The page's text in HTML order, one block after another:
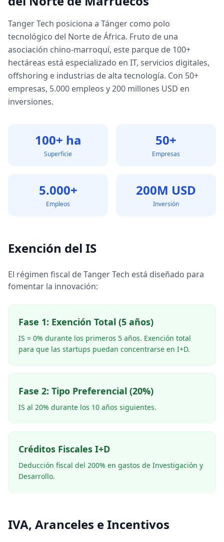
Tanger Tech posiciona a Tánger como polo
tecnológico del Norte de África. Fruto de una
asociación chino-marroquí, este parque de 100+
hectáreas está especializado en IT, servicios digitales,
offshoring e industrias de alta tecnología. Con 50+
empresas, 5.000 empleos y 200 millones USD en
inversiones.
100+ ha
Superficie
50+
Empresas
5.000+
Empleos
200M USD
Inversión
Exención del IS
El régimen fiscal de Tanger Tech está diseñado para
fomentar la innovación:
Fase 1: Exención Total (5 años)
IS = 0% durante los primeros 5 años. Exención total
para que las startups puedan concentrarse en I+D.
Fase 2: Tipo Preferencial (20%)
IS al 20% durante los 10 años siguientes.
Créditos Fiscales I+D
Deducción fiscal del 200% en gastos de Investigación y
Desarrollo.
IVA, Aranceles e Incentivos